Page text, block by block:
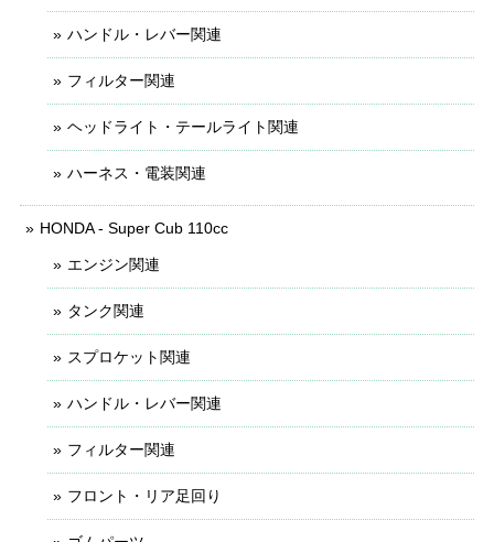
ハンドル・レバー関連
フィルター関連
ヘッドライト・テールライト関連
ハーネス・電装関連
HONDA - Super Cub 110cc
エンジン関連
タンク関連
スプロケット関連
ハンドル・レバー関連
フィルター関連
フロント・リア足回り